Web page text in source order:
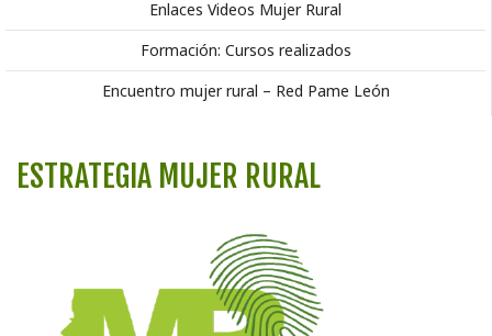
Enlaces Videos Mujer Rural
Formación: Cursos realizados
Encuentro mujer rural – Red Pame León
ESTRATEGIA MUJER RURAL